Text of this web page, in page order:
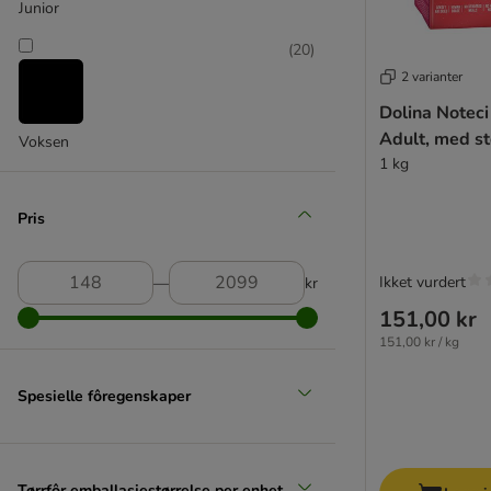
Carnilove
Cesar
Dog Chow
Doggy Dog
Dog´s Love
Dolina Noteci
Exclusion Mediterraneo
Junior
Voksen
(20)
Pris
― kr
Spesielle fôregenskaper
2 varianter
Dolina
Adult, med
1 kg
151,00 kr
151,00 kr / kg
Ikket vurdert